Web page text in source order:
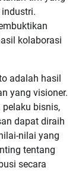
kolaborasi
adalah hasil
yang visioner.
pelaku bisnis,
dapat diraih
nilai yang
tentang
secara